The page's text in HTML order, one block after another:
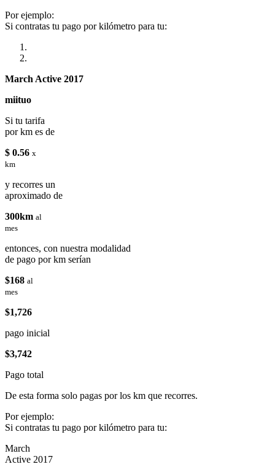
Por ejemplo:
Si contratas tu pago por kilómetro para tu:
March Active 2017
miituo
Si tu tarifa
por km es de
$ 0.56 x
km
y recorres un
aproximado de
300km al
mes
entonces, con nuestra modalidad
de pago por km serían
$168 al
mes
$1,726
pago inicial
$3,742
Pago total
De esta forma solo pagas por los km que recorres.
Por ejemplo:
Si contratas tu pago por kilómetro para tu:
March
Active 2017